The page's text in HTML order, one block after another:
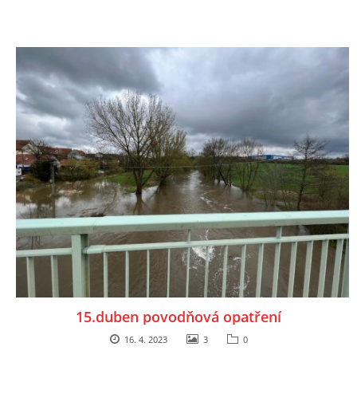
15.duben povodňová opatření
16. 4. 2023 3 0